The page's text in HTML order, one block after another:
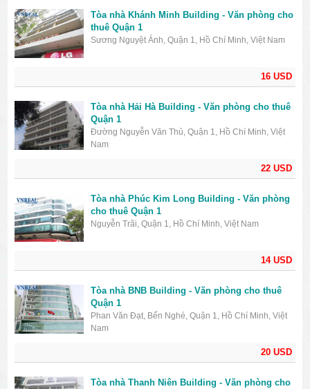
16 USD
Tòa nhà Khánh Minh Building - Văn phòng cho
thuê Quận 1
Sương Nguyệt Ánh, Quận 1, Hồ Chí Minh, Việt Nam
22 USD
Tòa nhà Hải Hà Building - Văn phòng cho thuê
Quận 1
Đường Nguyễn Văn Thủ, Quận 1, Hồ Chí Minh, Việt
Nam
14 USD
Tòa nhà Phúc Kim Long Building - Văn phòng
cho thuê Quận 1
Nguyễn Trãi, Quận 1, Hồ Chí Minh, Việt Nam
20 USD
Tòa nhà BNB Building - Văn phòng cho thuê
Quận 1
Phan Văn Đạt, Bến Nghé, Quận 1, Hồ Chí Minh, Việt
Nam
Tòa nhà Thanh Niên Building - Văn phòng cho